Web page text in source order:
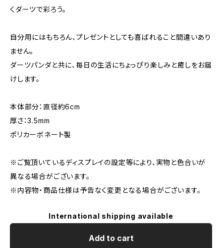
くダーツで彩ろう。
自分用にはもちろん、プレゼントとしても喜ばれること間違いあり
ません。
ダーツパンダと共に、毎日の生活にちょっぴり楽しみと癒しをお届
けします。
本体部分：直径約6cm
厚さ：3.5mm
ポリカーボネート製
※ご覧頂いているディスプレイの設定等により、実物と色合いが
異なる場合がございます。
※内容物・商品仕様は予告なく変更となる場合がございます。
International shipping available
Add to cart